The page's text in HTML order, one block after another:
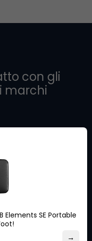
con gli
marchi
→
Elements SE Portable